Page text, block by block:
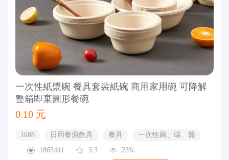
一次性紙漿碗 餐具套裝紙碗 商用家用碗 可降解
整箱即棄圓形餐碗
0.10 元
1688 日用餐廚飲具 餐具
一次性碗、碟、盤
1863441
3.3 23%